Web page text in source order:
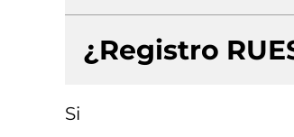
¿Registro
Si